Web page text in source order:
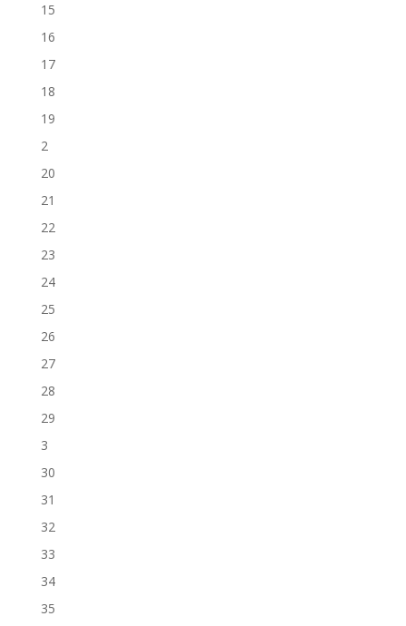
15
16
17
18
19
2
20
21
22
23
24
25
26
27
28
29
3
30
31
32
33
34
35